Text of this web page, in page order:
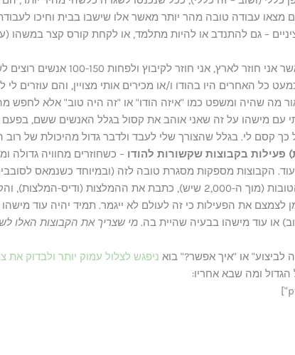
עבודה טובה מהר יותר מאשר אלו שישבו בבית וחיכו
– גם להתנדב או להיות מתלמד, או לקחת קורס קצר במשהו
כל האחרים היו בהודו ו/או מכירים אותי מצויין, והם עוזרים
מה שהיה ומשפט כמו "איזה הודו" או "זה היה טוב" אלא לחפש
עם מישהו על זה שאני אוהב את קסול בגלל האנשים ששם,
קסם לי. בגלל שהצורך שלי לעבד ולדבר גדול מהיכולת של רוב
בקבוצות שקשורות להודו – כשחוזרים מחוויה גדולה
הקבוצות מספקות מסגרת טובה לזה (ובמיוחד כשנמאס
והעלית את 300 התמנות הטובות (מוך ה-2,000 שיש), כתבת את
לצמצם את הפעילות כי זה לעולם לא ייגמר. תמיד יהיה עוד
או עוד מישהו בבעיה שהיית בה.מי שצריך את הקבוצות האלו
או "איך אפשר?" בוא ניפגש לצלול עמוק יותר ולבדוק את
ומה שבא אחריו: